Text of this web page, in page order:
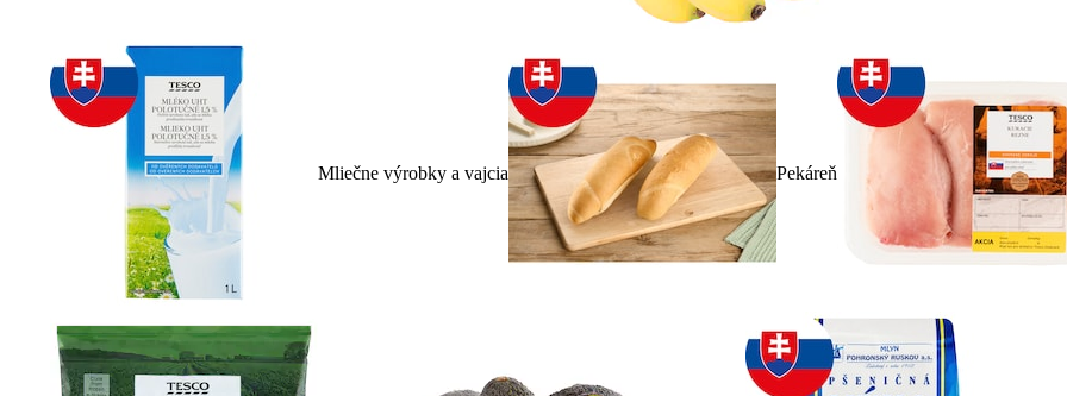
Mliečne výrobky a vajcia Pekáreň